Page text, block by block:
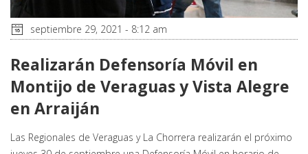
septiembre 29, 2021 - 8:12 am
Realizarán Defensoría Móvil en
Montijo de Veraguas y Vista Alegre
en Arraiján
Las Regionales de Veraguas y La Chorrera realizarán el próximo